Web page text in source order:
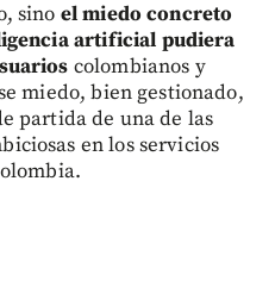
sino el miedo concreto
artificial pudiera
colombianos y
miedo, bien gestionado,
partida de una de las
en los servicios